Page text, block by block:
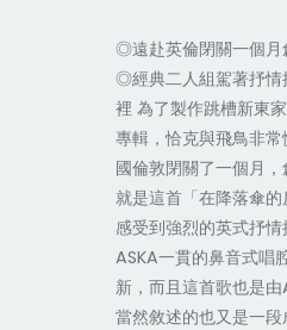
◎遠赴英倫閉關一個月
◎經典二人組駕著抒情
裡 為了製作跳槽新東
專輯，恰克與飛鳥非
國倫敦閉關了一個月
就是這首「在降落傘
感受到強烈的英式抒
ASKA一貫的鼻音式唱
新，而且這首歌也是由
當然敘述的也又是一段